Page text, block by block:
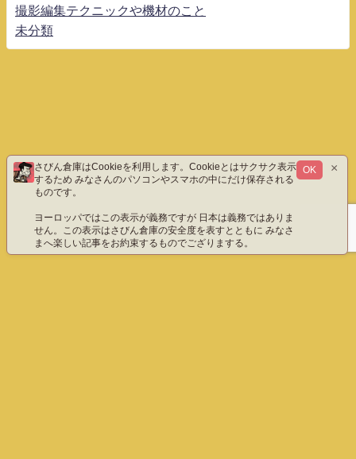
撮影編集テクニックや機材のこと
未分類
さびん倉庫はCookieを利用します。Cookieとはサクサク表示
するため みなさんのパソコンやスマホの中にだけ保存される
ものです。
ヨーロッパではこの表示が義務ですが 日本は義務ではありま
せん。この表示はさびん倉庫の安全度を表すとともに みなさ
まへ楽しい記事をお約束するものでござりまする。
OK ×